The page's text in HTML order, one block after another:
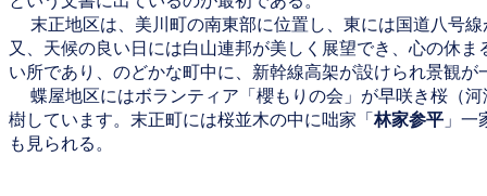
末正地区は、美川町の南東部に位置し、東には国道八号線
又、天候の良い日には白山連邦が美しく展望でき、心の休ま
い所であり、のどかな町中に、新幹線高架が設けられ景観が
蝶屋地区にはボランティア「櫻もりの会」が早咲き桜（河
樹しています。末正町には桜並木の中に咄家「林家参平 」一
も見られる。